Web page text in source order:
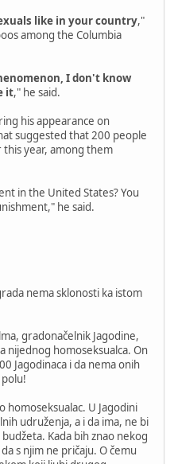
like in your country,"
among the Columbia
I don't know
it," he said.
his appearance on
suggested that 200 people
year, among them
in the United States? You
he said.
nema sklonosti ka istom
gradonačelnik Jagodine,
nijednog homoseksualca. On
Jagodinaca i da nema onih
homoseksualac. U Jagodini
udruženja, a i da ima, ne bi
Kada bih znao nekog
s njim ne pričaju. O čemu